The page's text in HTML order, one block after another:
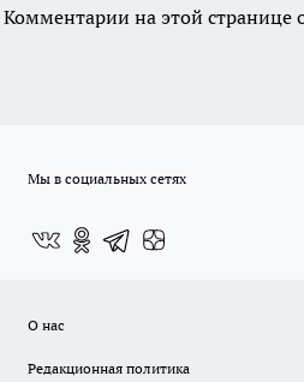
Комментарии на этой странице
Мы в социальных сетях
О нас
Редакционная политика